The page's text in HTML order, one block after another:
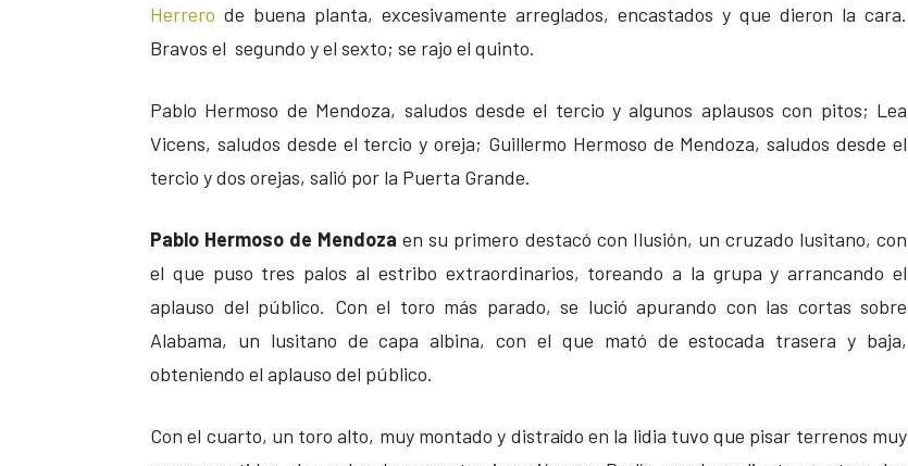
Herrero de buena planta, excesivamente arreglados, encastados y que dieron la cara.
Bravos el segundo y el sexto; se rajo el quinto.
Pablo Hermoso de Mendoza, saludos desde el tercio y algunos aplausos con pitos; Lea
Vicens, saludos desde el tercio y oreja; Guillermo Hermoso de Mendoza, saludos desde el
tercio y dos orejas, salió por la Puerta Grande.
Pablo Hermoso de Mendoza en su primero destacó con Ilusión, un cruzado lusitano, con
el que puso tres palos al estribo extraordinarios, toreando a la grupa y arrancando el
aplauso del público. Con el toro más parado, se lució apurando con las cortas sobre
Alabama, un lusitano de capa albina, con el que mató de estocada trasera y baja,
obteniendo el aplauso del público.
Con el cuarto, un toro alto, muy montado y distraído en la lidia tuvo que pisar terrenos muy